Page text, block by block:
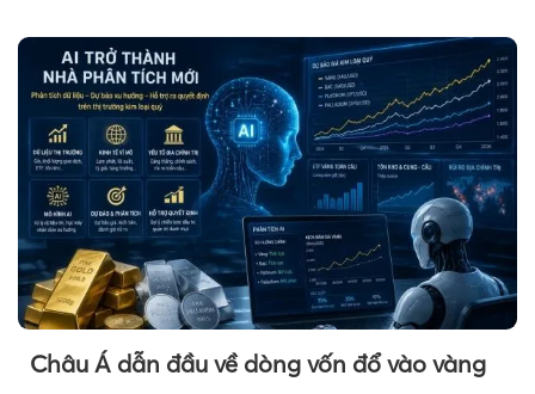
Châu Á dẫn đầu về dòng vốn đổ vào vàng